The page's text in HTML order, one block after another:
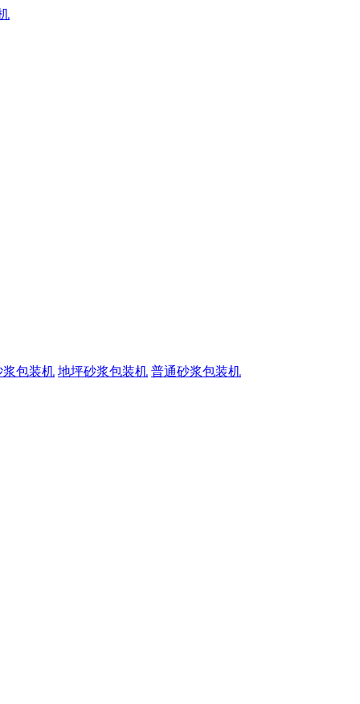
浆包装机 地坪砂浆包装机 普通砂浆包装机